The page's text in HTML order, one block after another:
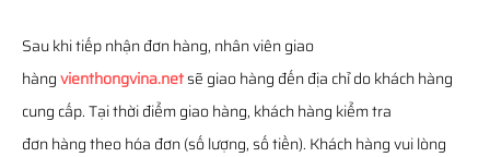
Sau khi tiếp nhận đơn hàng, nhân viên giao
hàngvienthongvina.netsẽ giao hàng đến địa chỉ do khách hàng
cung cấp. Tại thời điểm giao hàng, khách hàng kiểm tra
đơn hàng theo hóa đơn (số lượng, số tiền). Khách hàng vui lòng